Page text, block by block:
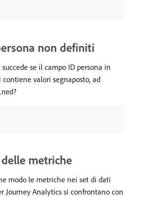
non definiti
succede se il campo ID persona in
valori segnaposto, ad
?
metriche
modo le metriche nei set di dati
Journey Analytics si confrontano con